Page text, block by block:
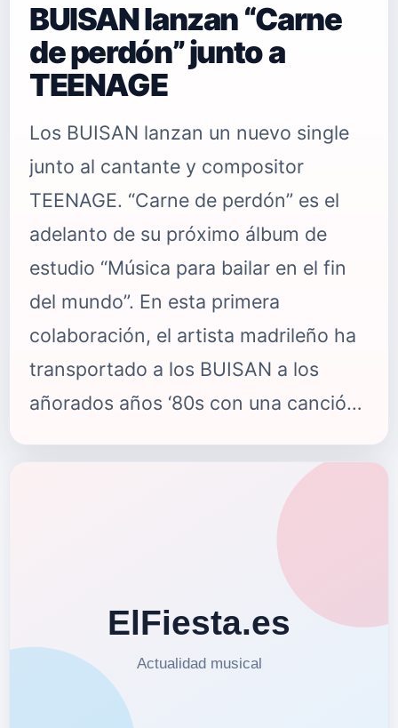
BUISAN lanzan “Carne
de perdón” junto a
TEENAGE
Los BUISAN lanzan un nuevo single
junto al cantante y compositor
TEENAGE. “Carne de perdón” es el
adelanto de su próximo álbum de
estudio “Música para bailar en el fin
del mundo”. En esta primera
colaboración, el artista madrileño ha
transportado a los BUISAN a los
añorados años ‘80s con una canción
que bebe de Bronsky Beat y su “Small
Town Boy” haciéndonos bailar al
esas relaciones tóxicas que, a veces,
nos cuesta tanto abandonar. El video
promocional fue realizado
nuevamente por los chicos de RAU
Foto de Madrid. Puedes seguir a